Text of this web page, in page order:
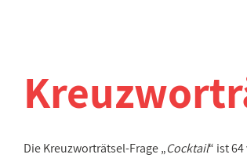
Die Kreuzworträtsel-Frage „Cocktail“ ist